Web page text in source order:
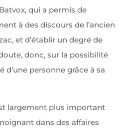
qui a permis de
à des discours de l’ancien
et d’établir un degré de
donc, sur la possibilité
d’une personne grâce à sa
largement plus important
dans des affaires